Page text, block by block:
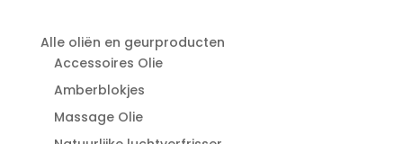
Alle oliën en geurproducten
Accessoires Olie
Amberblokjes
Massage Olie